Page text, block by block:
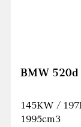
BMW
145KW /
1995cm3